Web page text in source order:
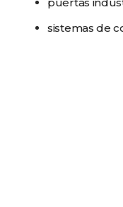
sistemas de